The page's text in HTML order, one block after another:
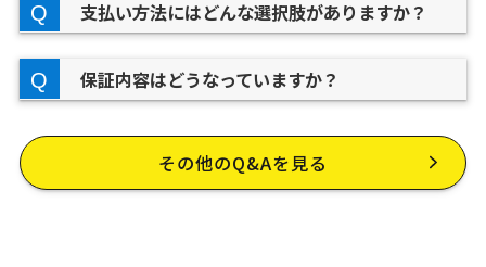
支払い方法にはどんな選択肢がありますか？
保証内容はどうなっていますか？
その他のQ&Aを見る